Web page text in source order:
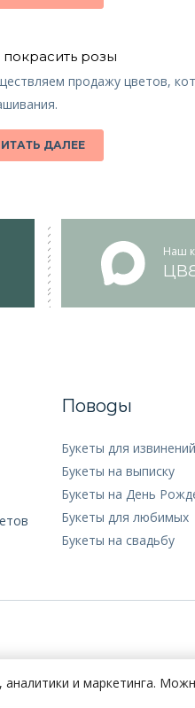
покрасить розы
продажу цветов,
ДАЛЕЕ
Наш
Поводы
Букеты для извинений
Букеты на выписку
Букеты на День
Букеты для любимых
Букеты на свадьбу
и маркетинга.